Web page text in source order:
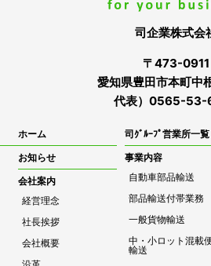
司企業株式会
〒473-0911
愛知県豊田市本町中
代表）0565-53-
ホーム
お知らせ
会社案内
経営理念
社長挨拶
会社概要
司ｸﾞﾙｰﾌﾟ営業所一覧
事業内容
自動車部品輸送
部品輸送付帯業務
一般貨物輸送
中・小ロット混載
輸送